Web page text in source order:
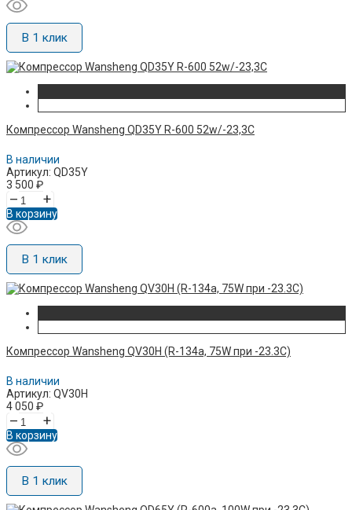
В 1 клик
Компрессор Wansheng QD35Y R-600 52w/-23,3C
В наличии
Артикул: QD35Y
3 500 ₽
– +
В корзину
В 1 клик
Компрессор Wansheng QV30H (R-134а, 75W при -23.3C)
В наличии
Артикул: QV30H
4 050 ₽
– +
В корзину
В 1 клик